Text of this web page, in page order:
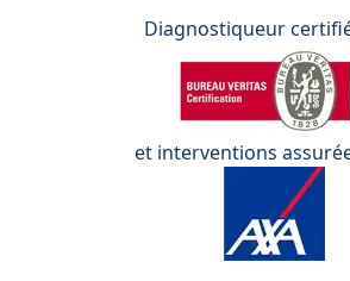
Diagnostiqueur
et interventions